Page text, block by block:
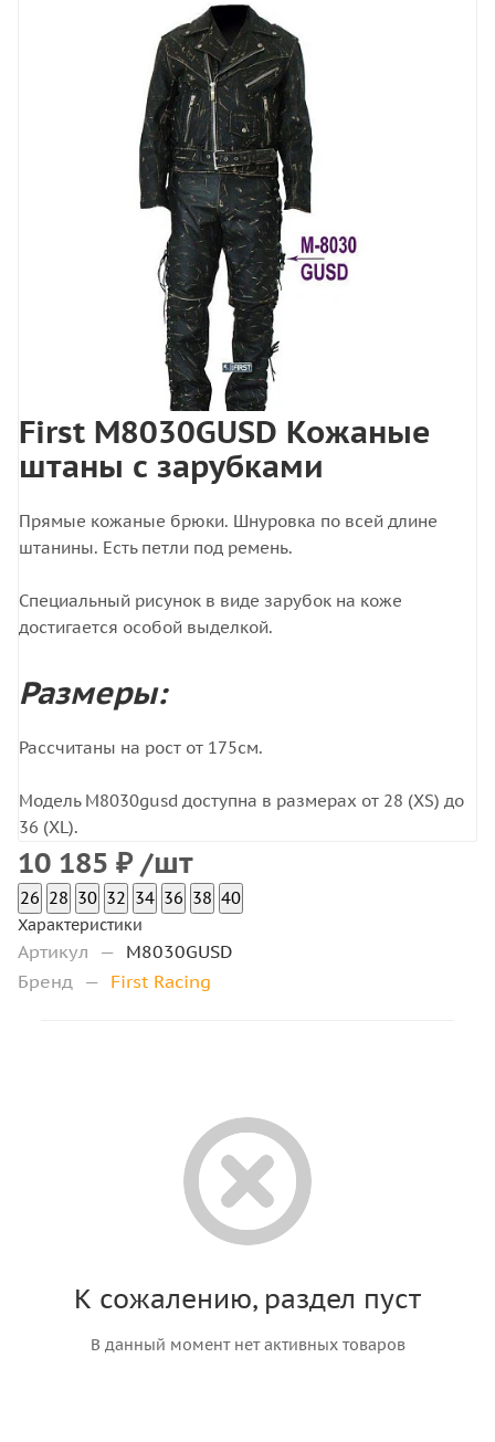
First M8030GUSD Кожаные
штаны с зарубками
Прямые кожаные брюки. Шнуровка по всей длине
штанины. Есть петли под ремень.
Специальный рисунок в виде зарубок на коже
достигается особой выделкой.
Размеры:
Рассчитаны на рост от 175см.
Модель M8030gusd доступна в размерах от 28 (XS) до
36 (XL).
10 185 ₽ /шт
26 28 30 32 34 36 38 40
Характеристики
Артикул — M8030GUSD
Бренд — First Racing
К сожалению, раздел пуст
В данный момент нет активных товаров